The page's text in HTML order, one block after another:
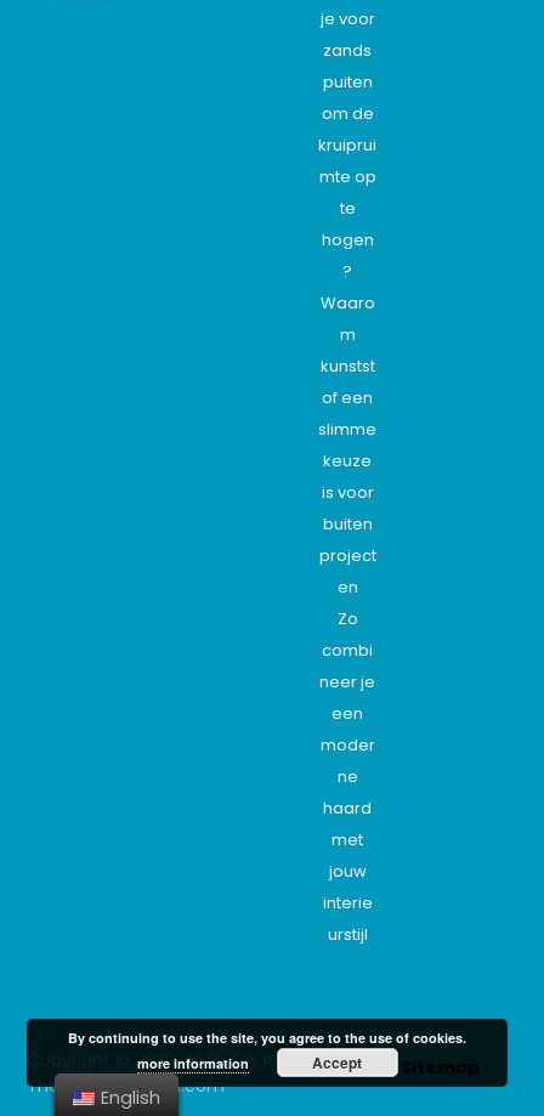
je voor
zands
puiten
om de
kruiprui
mte op
te
hogen
?
Waaro
m
kunstst
of een
slimme
keuze
is voor
buiten
project
en
Zo
combi
neer je
een
moder
ne
haard
met
jouw
interie
urstijl
Copyright © 2020. All Rights Reserved -
The-interordesign.com
Sitemap
English
By continuing to use the site, you agree to the use of cookies.
more information
Accept